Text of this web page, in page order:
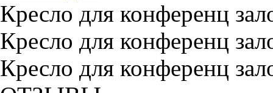
Кресло для конференц
Кресло для конференц
Кресло для конференц